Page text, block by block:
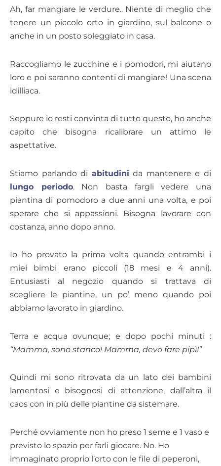
Ah, far mangiare le verdure.. Niente di meglio che
tenere un piccolo orto in giardino, sul balcone o
anche in un posto soleggiato in casa.
Raccogliamo le zucchine e i pomodori, mi aiutano
loro e poi saranno contenti di mangiare! Una scena
idilliaca.
Seppure io resti convinta di tutto questo, ho anche
capito che bisogna ricalibrare un attimo le
aspettative.
Stiamo parlando di abitudini da mantenere e di
lungo periodo. Non basta fargli vedere una
piantina di pomodoro a due anni una volta, e poi
sperare che si appassioni. Bisogna lavorare con
costanza, anno dopo anno.
Io ho provato la prima volta quando entrambi i
miei bimbi erano piccoli (18 mesi e 4 anni).
Entusiasti al negozio quando si trattava di
scegliere le piantine, un po’ meno quando poi
abbiamo lavorato in giardino.
Terra e acqua ovunque; e dopo pochi minuti :
“Mamma, sono stanco! Mamma, devo fare pipì!”
Quindi mi sono ritrovata da un lato dei bambini
lamentosi e bisognosi di attenzione, dall’altra il
caos con in più delle piantine da sistemare.
Perché ovviamente non ho preso 1 seme e 1 vaso e
previsto lo spazio per farli giocare. No. Ho
immaginato proprio l’orto con le file di peperoni,